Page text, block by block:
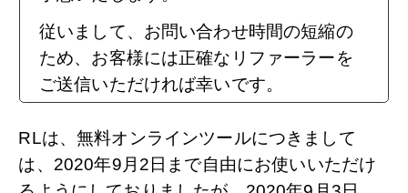
従いまして、お問い合わせ時間の短縮の
ため、お客様には正確なリファーラーを
ご送信いただければ幸いです。
RLは、無料オンラインツールにつきまして
は、2020年9月2日まで自由にお使いいただけ